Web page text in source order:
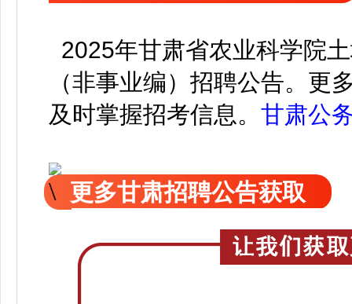
2025年甘肃省农业科学院
（非事业编）招聘公告。 更
及时掌握招考信息。 甘肃公
更多甘肃招聘公告获取